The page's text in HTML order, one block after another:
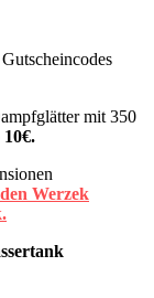
mit 350
Werzek